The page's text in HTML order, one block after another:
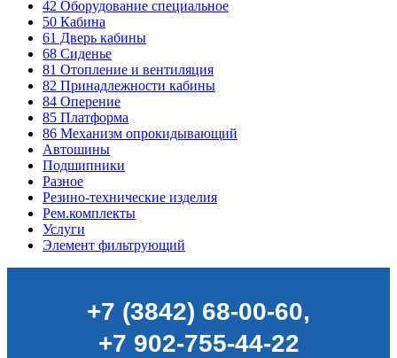
42 Оборудование специальное
50 Кабина
61 Дверь кабины
68 Сиденье
81 Отопление и вентиляция
82 Принадлежности кабины
84 Оперение
85 Платформа
86 Механизм опрокидывающий
Автошины
Подшипники
Разное
Резино-технические изделия
Рем.комплекты
Услуги
Элемент фильтрующий
+7 (3842) 68-00-60,
+7 902-755-44-22